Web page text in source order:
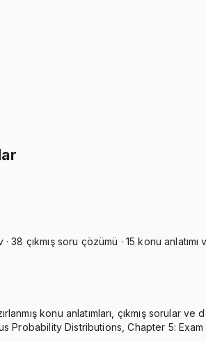
çıkmış soru çözümü · 15 konu
konu anlatımları, çıkmış sorular
Probability Distributions, Chapter 5: